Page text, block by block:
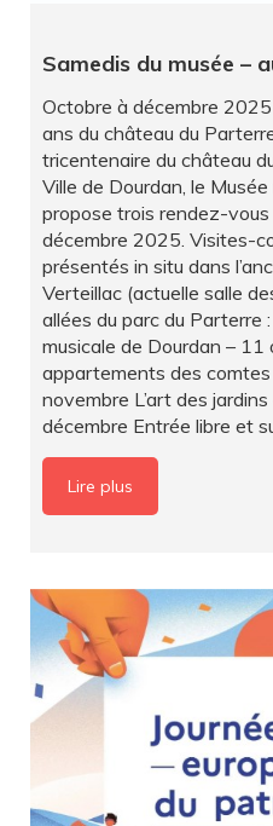
Samedis du musée –
Octobre à décembre
ans du château du
tricentenaire du château
Ville de Dourdan, le
propose trois rendez-
décembre 2025. Visites-
présentés in situ dans
Verteillac (actuelle salle
allées du parc du Parterre
musicale de Dourdan – 11
appartements des
novembre L’art des
décembre Entrée libre et
Lire plus